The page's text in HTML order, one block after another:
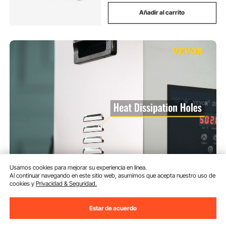
Añadir al carrito
VEVOR 6L Limpiador
Ultrasónico, para Joyas, Gafas,
de Acero Inoxidable, Tiempo de
Trabajo de 0-99 minutos
8390€
Usamos cookies para mejorar su experiencia en línea.
Al continuar navegando en este sitio web, asumimos que acepta nuestro uso de
cookies yPrivacidad & Seguridad.
Estar de acuerdo